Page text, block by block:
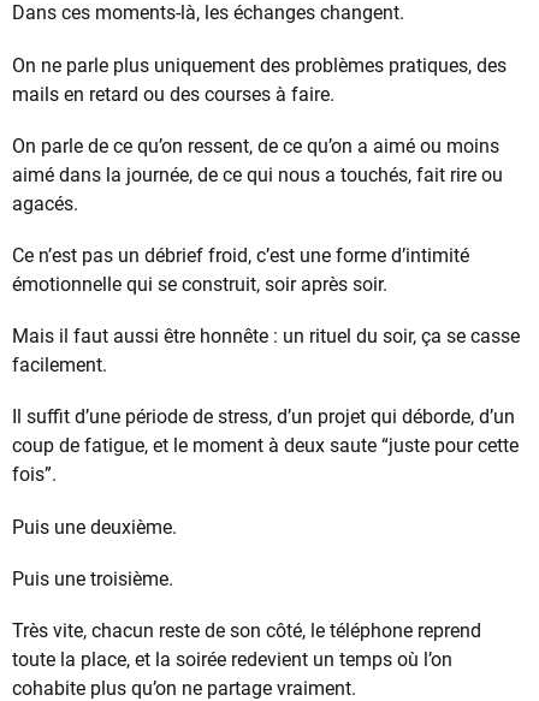
Dans ces moments-là, les échanges changent.
On ne parle plus uniquement des problèmes pratiques, des
mails en retard ou des courses à faire.
On parle de ce qu’on ressent, de ce qu’on a aimé ou moins
aimé dans la journée, de ce qui nous a touchés, fait rire ou
agacés.
Ce n’est pas un débrief froid, c’est une forme d’intimité
émotionnelle qui se construit, soir après soir.
Mais il faut aussi être honnête : un rituel du soir, ça se casse
facilement.
Il suffit d’une période de stress, d’un projet qui déborde, d’un
coup de fatigue, et le moment à deux saute “juste pour cette
fois”.
Puis une deuxième.
Puis une troisième.
Très vite, chacun reste de son côté, le téléphone reprend
toute la place, et la soirée redevient un temps où l’on
cohabite plus qu’on ne partage vraiment.